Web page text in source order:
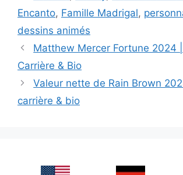
Encanto, Famille Madrigal,
dessins animés
Matthew Mercer Fortune 2024
Carrière & Bio
Valeur nette de Rain Brown
carrière & bio